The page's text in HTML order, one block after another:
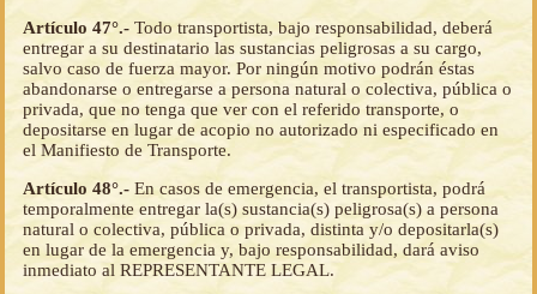
Artículo 47°.- Todo transportista, bajo responsabilidad, deberá
entregar a su destinatario las sustancias peligrosas a su cargo,
salvo caso de fuerza mayor. Por ningún motivo podrán éstas
abandonarse o entregarse a persona natural o colectiva, pública o
privada, que no tenga que ver con el referido transporte, o
depositarse en lugar de acopio no autorizado ni especificado en
el Manifiesto de Transporte.
Artículo 48°.- En casos de emergencia, el transportista, podrá
temporalmente entregar la(s) sustancia(s) peligrosa(s) a persona
natural o colectiva, pública o privada, distinta y/o depositarla(s)
en lugar de la emergencia y, bajo responsabilidad, dará aviso
inmediato al REPRESENTANTE LEGAL.